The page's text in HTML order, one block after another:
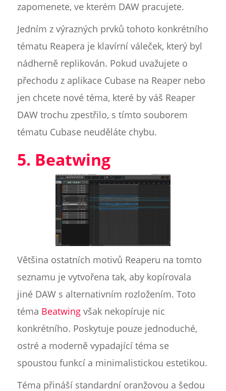
zapomenete, ve kterém DAW pracujete.
Jedním z výrazných prvků tohoto konkrétního
tématu Reapera je klavírní váleček, který byl
nádherně replikován. Pokud uvažujete o
přechodu z aplikace Cubase na Reaper nebo
jen chcete nové téma, které by váš Reaper
DAW trochu zpestřilo, s tímto souborem
tématu Cubase neuděláte chybu.
5. Beatwing
Většina ostatních motivů Reaperu na tomto
seznamu je vytvořena tak, aby kopírovala
jiné DAW s alternativním rozložením. Toto
téma Beatwingvšak nekopíruje nic
konkrétního. Poskytuje pouze jednoduché,
ostré a moderně vypadající téma se
spoustou funkcí a minimalistickou estetikou.
Téma přináší standardní oranžovou a šedou